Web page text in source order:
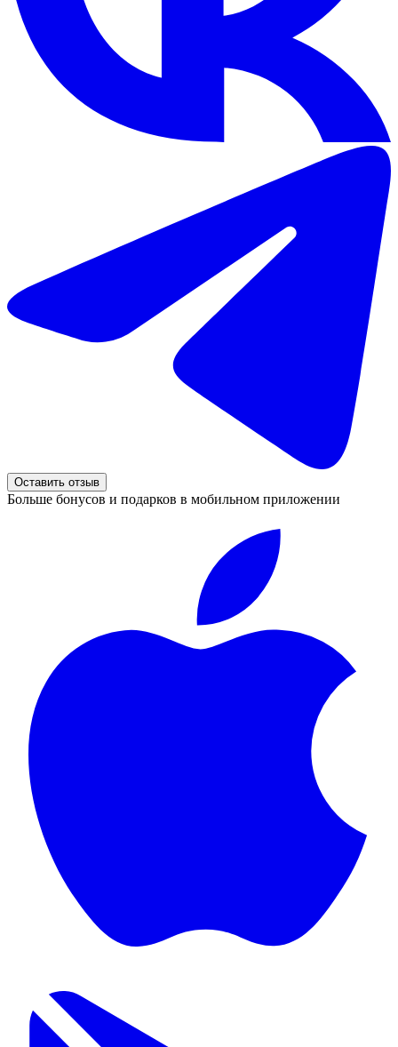
Оставить отзыв
Больше бонусов и подарков в мобильном приложении